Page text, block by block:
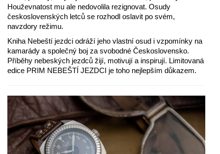
Houževnatost mu ale nedovolila rezignovat. Osudy
československých letců se rozhodl oslavit po svém,
navzdory režimu.
Kniha Nebeští jezdci odráží jeho vlastní osud i vzpomínky na
kamarády a společný boj za svobodné Československo.
Příběhy nebeských jezdců žijí, motivují a inspirují. Limitovaná
edice PRIM NEBEŠTÍ JEZDCI je toho nejlepším důkazem.